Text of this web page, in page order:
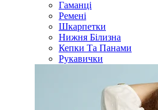
Гаманці
Ремені
Шкарпетки
Нижня Білизна
Кепки Та Панами
Рукавички